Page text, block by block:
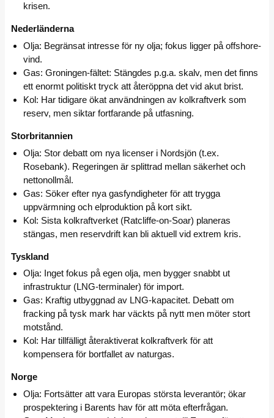
krisen.
Nederländerna
Olja: Begränsat intresse för ny olja; fokus ligger på offshore-
vind.
Gas: Groningen-fältet: Stängdes p.g.a. skalv, men det finns
ett enormt politiskt tryck att återöppna det vid akut brist.
Kol: Har tidigare ökat användningen av kolkraftverk som
reserv, men siktar fortfarande på utfasning.
Storbritannien
Olja: Stor debatt om nya licenser i Nordsjön (t.ex.
Rosebank). Regeringen är splittrad mellan säkerhet och
nettonollmål.
Gas: Söker efter nya gasfyndigheter för att trygga
uppvärmning och elproduktion på kort sikt.
Kol: Sista kolkraftverket (Ratcliffe-on-Soar) planeras
stängas, men reservdrift kan bli aktuell vid extrem kris.
Tyskland
Olja: Inget fokus på egen olja, men bygger snabbt ut
infrastruktur (LNG-terminaler) för import.
Gas: Kraftig utbyggnad av LNG-kapacitet. Debatt om
fracking på tysk mark har väckts på nytt men möter stort
motstånd.
Kol: Har tillfälligt återaktiverat kolkraftverk för att
kompensera för bortfallet av naturgas.
Norge
Olja: Fortsätter att vara Europas största leverantör; ökar
prospektering i Barents hav för att möta efterfrågan.